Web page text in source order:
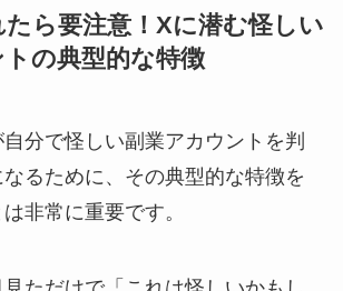
ら要注意！Xに潜む怪しい
の典型的な特徴
分で怪しい副業アカウントを判
るために、その典型的な特徴を
非常に重要です。